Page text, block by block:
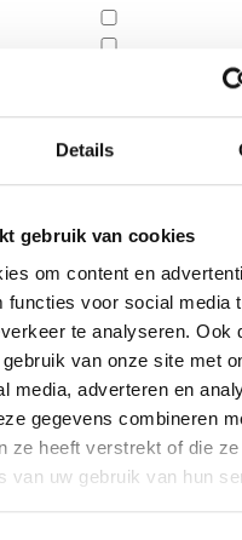
Details
gebruik van cookies
om content en
functies voor social media
te analyseren. Ook
van onze site met
media, adverteren en
gegevens combineren
ze heeft verstrekt of die
van uw gebruik van hun
Gameness
Producten